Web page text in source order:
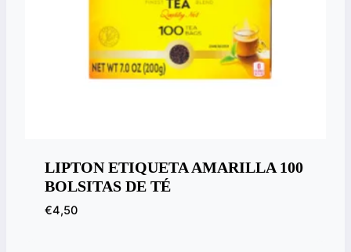
LIPTON ETIQUETA AMARILLA 100
BOLSITAS DE TÉ
€4,50